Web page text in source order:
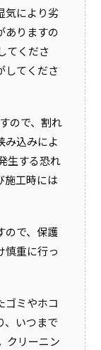
気により劣
ありますの
てくださ
してくださ
ので、割れ
み込みによ
生する恐れ
施工時には
ので、保護
慎重に行っ
ゴミやホコ
、いつまで
クリーニン